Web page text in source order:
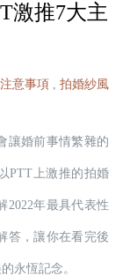
激推7大主
意事項 , 拍婚紗風
讓婚前事情繁雜的
PTT上激推的拍婚
2022年最具代表性
答，讓你在看完後
永恆記念。